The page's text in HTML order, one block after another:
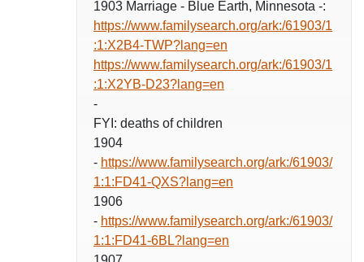
1903 Marriage - Blue Earth, Minnesota -:
https://www.familysearch.org/ark:/61903/1
:1:X2B4-TWP?lang=en
https://www.familysearch.org/ark:/61903/1
:1:X2YB-D23?lang=en
-
FYI: deaths of children
1904
- https://www.familysearch.org/ark:/61903/
1:1:FD41-QXS?lang=en
1906
- https://www.familysearch.org/ark:/61903/
1:1:FD41-6BL?lang=en